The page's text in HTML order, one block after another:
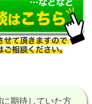
に期待していた方